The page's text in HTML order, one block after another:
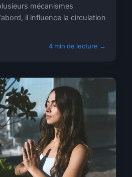
mécanismes
il influence la circulation
4 min de lecture →